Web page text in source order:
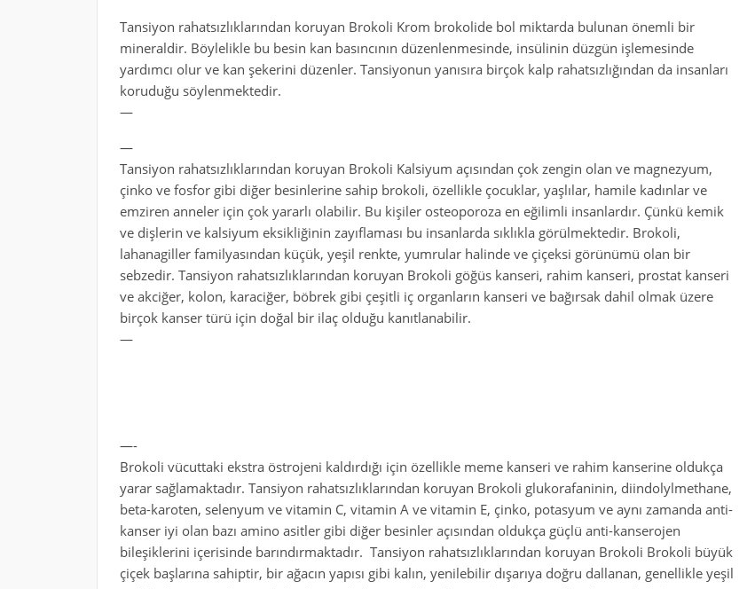
Tansiyon rahatsızlıklarından koruyan Brokoli Krom brokolide bol miktarda bulunan önemli bir
mineraldir. Böylelikle bu besin kan basıncının düzenlenmesinde, insülinin düzgün işlemesinde
yardımcı olur ve kan şekerini düzenler. Tansiyonun yanısıra birçok kalp rahatsızlığından da insanları
koruduğu söylenmektedir.
—
—
Tansiyon rahatsızlıklarından koruyan Brokoli Kalsiyum açısından çok zengin olan ve magnezyum,
çinko ve fosfor gibi diğer besinlerine sahip brokoli, özellikle çocuklar, yaşlılar, hamile kadınlar ve
emziren anneler için çok yararlı olabilir. Bu kişiler osteoporoza en eğilimli insanlardır. Çünkü kemik
ve dişlerin ve kalsiyum eksikliğinin zayıflaması bu insanlarda sıklıkla görülmektedir. Brokoli,
lahanagiller familyasından küçük, yeşil renkte, yumrular halinde ve çiçeksi görünümü olan bir
sebzedir. Tansiyon rahatsızlıklarından koruyan Brokoli göğüs kanseri, rahim kanseri, prostat kanseri
ve akciğer, kolon, karaciğer, böbrek gibi çeşitli iç organların kanseri ve bağırsak dahil olmak üzere
birçok kanser türü için doğal bir ilaç olduğu kanıtlanabilir.
—
—-
Brokoli vücuttaki ekstra östrojeni kaldırdığı için özellikle meme kanseri ve rahim kanserine oldukça
yarar sağlamaktadır. Tansiyon rahatsızlıklarından koruyan Brokoli glukorafaninin, diindolylmethane,
beta-karoten, selenyum ve vitamin C, vitamin A ve vitamin E, çinko, potasyum ve aynı zamanda anti-
kanser iyi olan bazı amino asitler gibi diğer besinler açısından oldukça güçlü anti-kanserojen
bileşiklerini içerisinde barındırmaktadır. Tansiyon rahatsızlıklarından koruyan Brokoli Brokoli büyük
çiçek başlarına sahiptir, bir ağacın yapısı gibi kalın, yenilebilir dışarıya doğru dallanan, genellikle yeşil